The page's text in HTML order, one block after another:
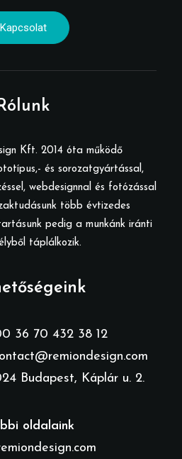
Kapcsolat
Kft. 2014 óta működő
és sorozatgyártással,
webdesignnal és fotózással
több évtizedes
pedig a munkánk iránti
táplálkozik.
36 70 432 38 12
Budapest, Káplár u. 2.
oldalaink